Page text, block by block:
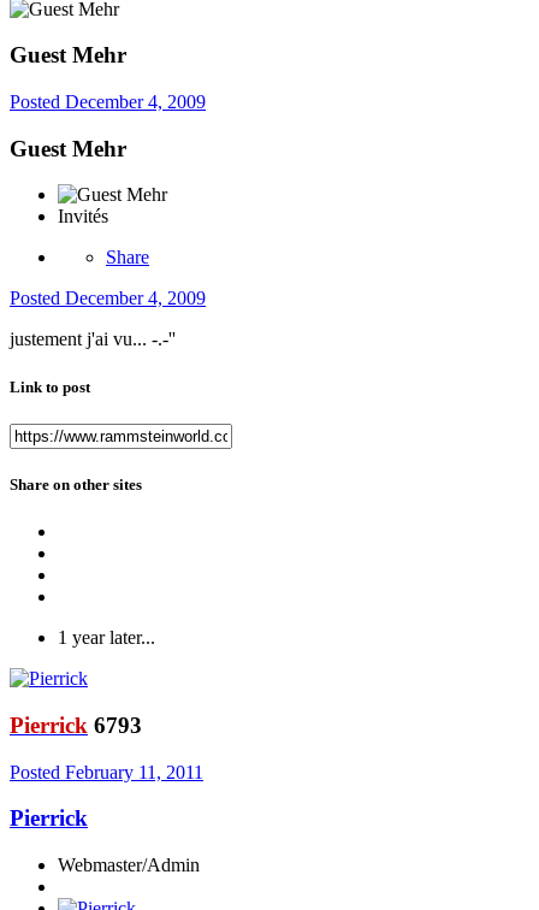
Guest Mehr
Posted December 4, 2009
Guest Mehr
Invités
Share
Posted December 4, 2009
justement j'ai vu... -.-''
Link to post
Share on other sites
1 year later...
Pierrick 6793
Posted February 11, 2011
Pierrick
Webmaster/Admin